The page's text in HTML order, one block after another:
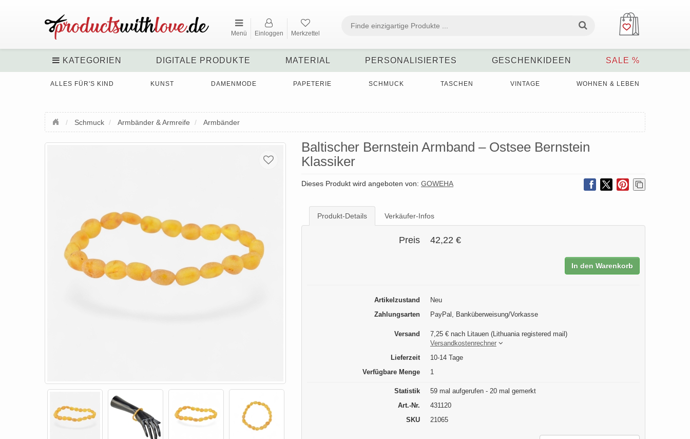
Menü Einloggen Merkzettel
KATEGORIEN DIGITALE PRODUKTE MATERIAL PERSONALISIERTES GESCHENKIDEEN SALE %
ALLES FÜR'S KIND KUNST DAMENMODE PAPETERIE SCHMUCK TASCHEN VINTAGE WOHNEN & LEBEN
Schmuck Armbänder & Armreife Armbänder
Baltischer Bernstein Armband – Ostsee Bernstein
Klassiker
Dieses Produkt wird angeboten von: GOWEHA
Produkt-Details Verkäufer-Infos
Preis 42,22 €
In den Warenkorb
Artikelzustand
Neu
Zahlungsarten
PayPal, Banküberweisung/Vorkasse
Versand
7,25 € nach Litauen (Lithuania registered mail)
Versandkostenrechner
Lieferzeit
10-14 Tage
Verfügbare Menge
1
Statistik
59 mal aufgerufen - 20 mal gemerkt
Art.-Nr.
431120
SKU
21065